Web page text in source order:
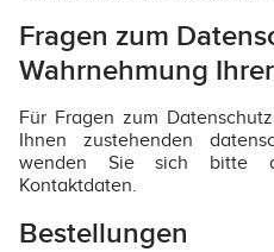
Fragen zum
Wahrnehmung
Für Fragen zum
Ihnen zustehenden
wenden Sie sich bitte
Kontaktdaten.
Bestellungen